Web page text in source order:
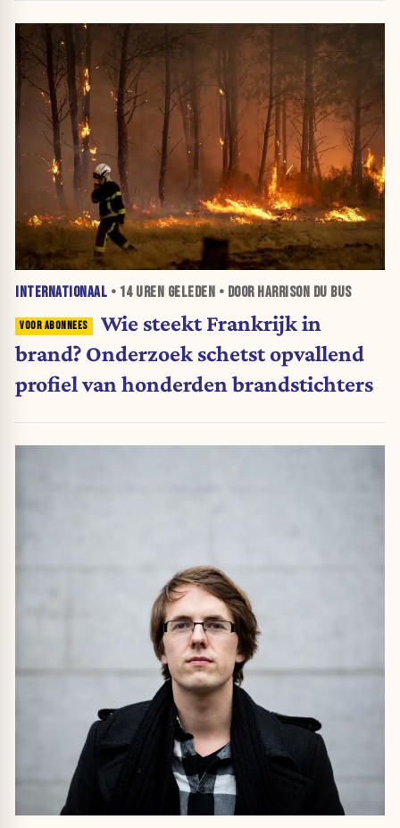
INTERNATIONAAL • 14 UREN GELEDEN • DOOR HARRISON DU BUS
Wie steekt Frankrijk in
brand? Onderzoek schetst opvallend
profiel van honderden brandstichters